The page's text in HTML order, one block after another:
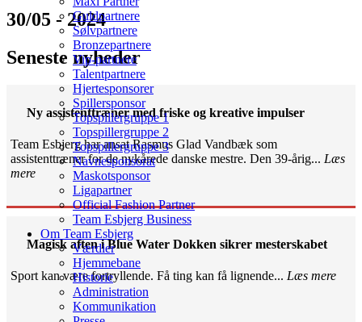
Guldpartnere
Sølvpartnere
Bronzepartnere
Vip-partnere
Talentpartnere
Hjertesponsorer
Spillersponsor
Topspillergruppe 1
Topspillergruppe 2
Topspillergruppe 3
Navnesponsorat
Maskotsponsor
Ligapartner
Official Fashion Partner
Team Esbjerg Business
Om Team Esbjerg
Værdier
Hjemmebane
Historie
Administration
Kommunikation
30/05 - 2024
Seneste nyheder
Ny assistenttræner med friske og kreative impulser
Team Esbjerg har ansat Rasmus Glad Vandbæk som
assistenttræner for de nykårede danske mestre. Den 39-årig... Læs
mere
Magisk aften i Blue Water Dokken sikrer mesterskabet
Sport kan være fortryllende. Få ting kan få lignende... Læs mere